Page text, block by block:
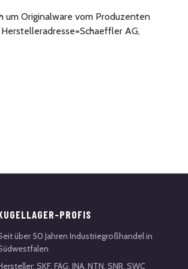
um Originalware vom Produzenten
AG,
PROFIS
über 50 Jahren Industriegroßhandel in
SKF, FAG, INA, NTN, SNR, SWC